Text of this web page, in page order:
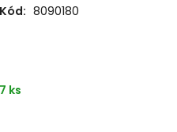
Kód: 8090180
ks